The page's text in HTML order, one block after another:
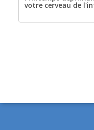
votre cerveau de